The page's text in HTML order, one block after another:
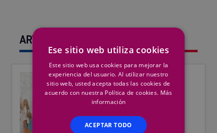
ARTÍCULOS RELACIONADOS
Ese sitio web utiliza cookies
Este sitio web usa cookies para mejorar la
experiencia del usuario. Al utilizar nuestro
sitio web, usted acepta todas las cookies de
acuerdo con nuestra Política de cookies. Más
información
ACEPTAR TODO